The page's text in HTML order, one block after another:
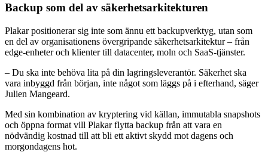
Backup som del av säkerhetsarkitekturen
Plakar positionerar sig inte som ännu ett backupverktyg, utan som
en del av organisationens övergripande säkerhetsarkitektur – från
edge-enheter och klienter till datacenter, moln och SaaS-tjänster.
– Du ska inte behöva lita på din lagringsleverantör. Säkerhet ska
vara inbyggd från början, inte något som läggs på i efterhand, säger
Julien Mangeard.
Med sin kombination av kryptering vid källan, immutabla snapshots
och öppna format vill Plakar flytta backup från att vara en
nödvändig kostnad till att bli ett aktivt skydd mot dagens och
morgondagens hot.